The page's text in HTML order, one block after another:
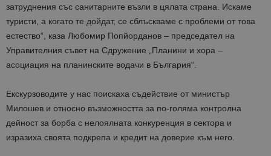
затруднения със санитарните възли в цялата страна. Искаме
туристи, а когато те дойдат, се сблъскваме с проблеми от това
естество“, каза Любомир Попйорданов – председател на
Управителния съвет на Сдружение „Планини и хора –
асоциация на планинските водачи в България“.
Екскурзоводите у нас поискаха съдействие от министър
Милошев и относно възможността за по-голяма контролна
дейност за борба с нелоялната конкуренция в сектора и
изразиха своята подкрепа и кредит на доверие към него.